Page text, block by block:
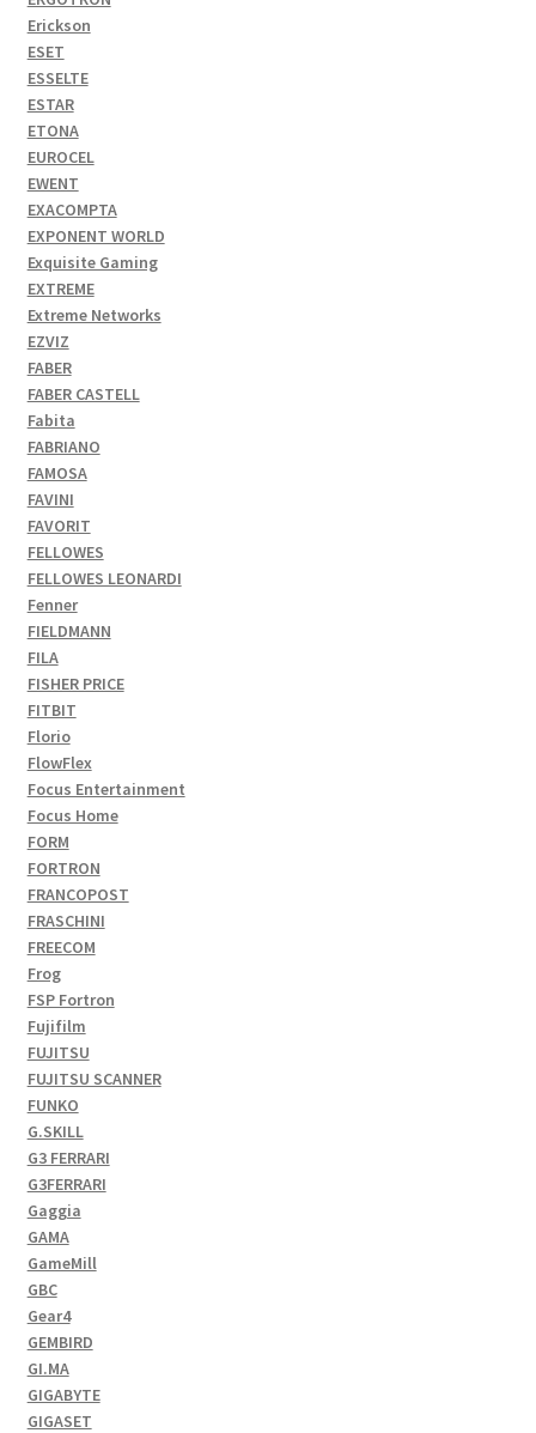
Erickson
ESET
ESSELTE
ESTAR
ETONA
EUROCEL
EWENT
EXACOMPTA
EXPONENT WORLD
Exquisite Gaming
EXTREME
Extreme Networks
EZVIZ
FABER
FABER CASTELL
Fabita
FABRIANO
FAMOSA
FAVINI
FAVORIT
FELLOWES
FELLOWES LEONARDI
Fenner
FIELDMANN
FILA
FISHER PRICE
FITBIT
Florio
FlowFlex
Focus Entertainment
Focus Home
FORM
FORTRON
FRANCOPOST
FRASCHINI
FREECOM
Frog
FSP Fortron
Fujifilm
FUJITSU
FUJITSU SCANNER
FUNKO
G.SKILL
G3 FERRARI
G3FERRARI
Gaggia
GAMA
GameMill
GBC
Gear4
GEMBIRD
GI.MA
GIGABYTE
GIGASET